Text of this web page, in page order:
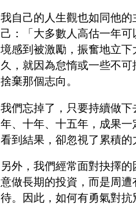
我自己的人生觀也如同他
己：「大多數人高估一年
境感到被激勵，振奮地立
久，就因為怠惰或一些不
捨棄那個志向。
我們忘掉了，只要持續做
年、十年、十五年，成果
看到結果，卻忽視了累積的
另外，我們經常面對抉擇
意做長期的投資，而是周
待。因此，如何有勇氣對